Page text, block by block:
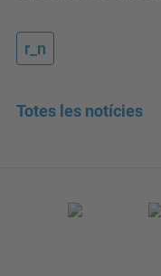
r_n
Totes les notícies